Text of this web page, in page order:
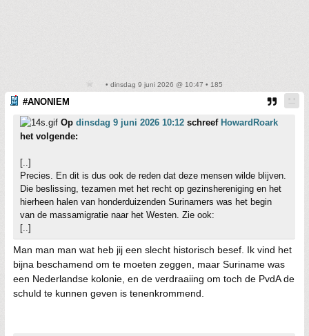
• dinsdag 9 juni 2026 @ 10:47 • 185
#ANONIEM
Op dinsdag 9 juni 2026 10:12 schreef HowardRoark
het volgende:
[..]
Precies. En dit is dus ook de reden dat deze mensen wilde blijven.
Die beslissing, tezamen met het recht op gezinshereniging en het
hierheen halen van honderduizenden Surinamers was het begin
van de massamigratie naar het Westen. Zie ook:
[..]
Man man man wat heb jij een slecht historisch besef. Ik vind het
bijna beschamend om te moeten zeggen, maar Suriname was
een Nederlandse kolonie, en de verdraaiing om toch de PvdA de
schuld te kunnen geven is tenenkrommend.